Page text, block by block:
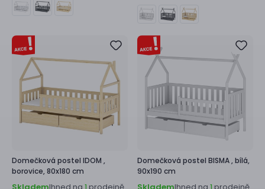
Domečková postel IDOM ,
borovice, 80x180 cm
1
Domečková postel BISMA ,bílá,
90x190 cm
1